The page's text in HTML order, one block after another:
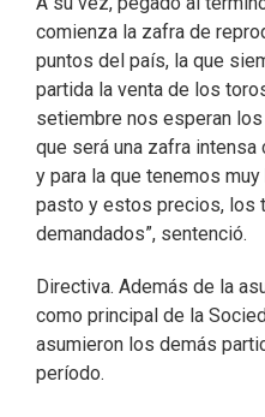
comienza la zafra de
puntos del país, la que
partida la venta de los
setiembre nos esperan los
que será una zafra
y para la que tenemos
pasto y estos precios, los
demandados”, sentenció.
Directiva. Además de la
como principal de la
asumieron los demás
período.